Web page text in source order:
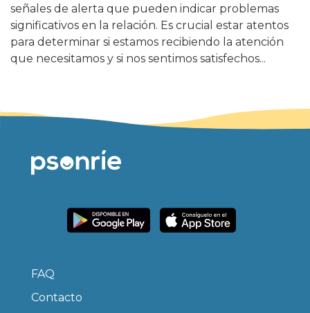
señales de alerta que pueden indicar problemas
significativos en la relación. Es crucial estar atentos
para determinar si estamos recibiendo la atención
que necesitamos y si nos sentimos satisfechos...
FAQ
Contacto